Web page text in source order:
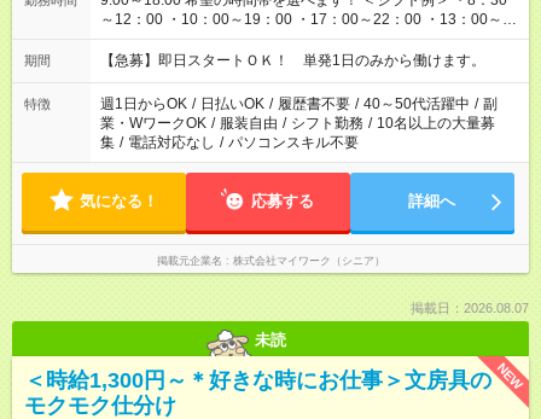
～12：00 ・10：00～19：00 ・17：00～22：00 ・13：00～
22：00 ・22：00～翌6：00 など
期間 【急募】即日スタートＯＫ！ 単発1日のみから働けます。
特徴 週1日からOK / 日払いOK / 履歴書不要 / 40～50代活躍中 / 副
業・WワークOK / 服装自由 / シフト勤務 / 10名以上の大量募
集 / 電話対応なし / パソコンスキル不要
気になる！ 応募する 詳細へ
掲載元企業名 株式会社マイワーク（シニア）
掲載日：2026.08.07
未読
NEW
＜時給1,300円～＊好きな時にお仕事＞文房具の
モクモク仕分け